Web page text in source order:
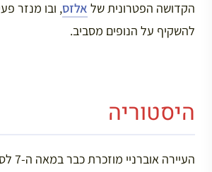
הקדושה הפטרונית של אלזס, ובו מנזר
להשקיף על הנופים מסביב.
היסטוריה